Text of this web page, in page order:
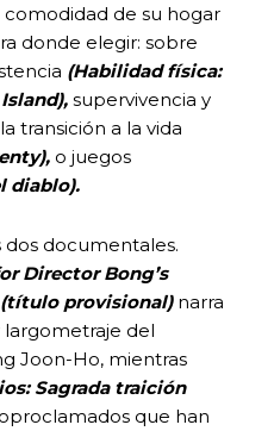
de su hogar
donde elegir: sobre
(Habilidad física:
supervivencia y
la transición a la vida
o juegos
diablo).
documentales.
Director Bong’s
provisional)narra
del
Joon-Ho, mientras
Sagrada traición
que han